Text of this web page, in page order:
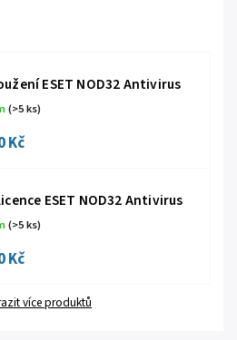
ESET NOD32 Antivirus
(>5 ks)
Kč
ESET NOD32 Antivirus
(>5 ks)
Kč
více produktů